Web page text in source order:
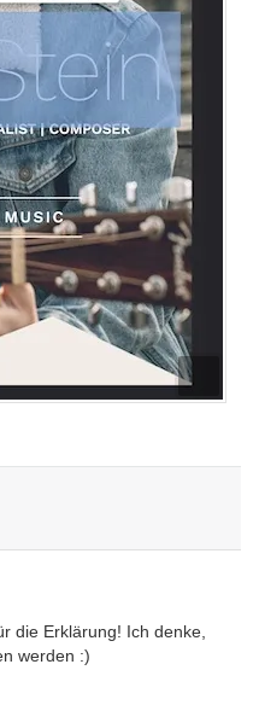
die Erklärung! Ich denke,
werden :)